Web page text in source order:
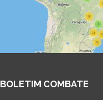
BOLETIM COMBATE